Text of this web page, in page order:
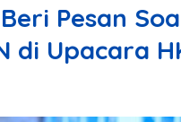
Pesan
di Upacara